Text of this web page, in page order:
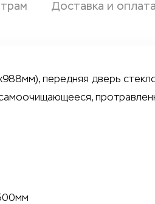
Доставка и оплата
передняя дверь